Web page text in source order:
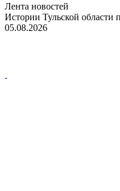
Лента новостей
Истории Тульской области
05.08.2026